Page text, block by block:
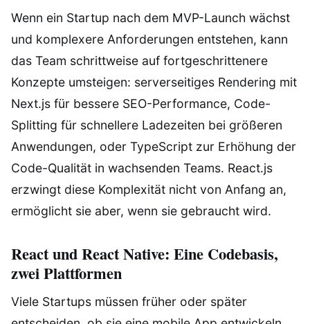
Wenn ein Startup nach dem MVP-Launch wächst
und komplexere Anforderungen entstehen, kann
das Team schrittweise auf fortgeschrittenere
Konzepte umsteigen: serverseitiges Rendering mit
Next.js für bessere SEO-Performance, Code-
Splitting für schnellere Ladezeiten bei größeren
Anwendungen, oder TypeScript zur Erhöhung der
Code-Qualität in wachsenden Teams. React.js
erzwingt diese Komplexität nicht von Anfang an,
ermöglicht sie aber, wenn sie gebraucht wird.
React und React Native: Eine Codebasis,
zwei Plattformen
Viele Startups müssen früher oder später